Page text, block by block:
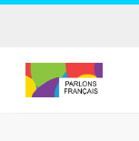
Skip
content